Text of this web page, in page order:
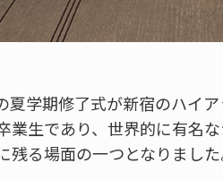
学期修了式が新宿のハイ
業生であり、世界的に有名
る場面の一つとなりました